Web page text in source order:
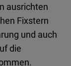
ausrichten
Fixstern
und auch
die